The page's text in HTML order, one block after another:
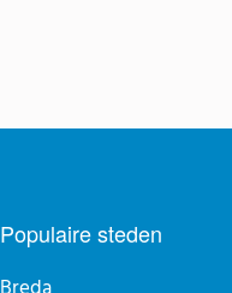
Populaire steden